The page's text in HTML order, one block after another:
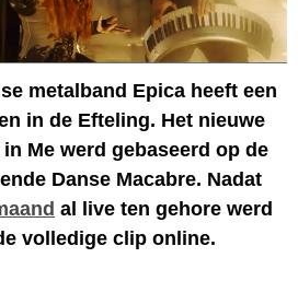
metalband Epica heeft een
in de Efteling. Het nieuwe
Me werd gebaseerd op de
Danse Macabre. Nadat
al live ten gehore werd
volledige clip online.